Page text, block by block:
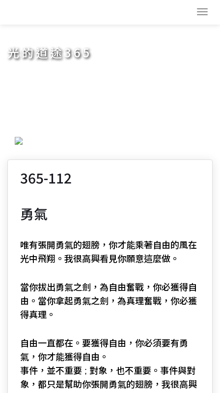
光的道途365
365-112
勇氣
唯有張開勇氣的翅膀，你才能乘著自由的風在
光中飛翔。我很高興看見你願意這麼做。
當你拔出勇氣之劍，為自由奮戰，你必獲得自
由。當你拿起勇氣之劍，為真理奮戰，你必獲
得真理。
自由一直都在。要獲得自由，你必須要有勇
氣，你才能獲得自由。
事件，並不重要 ; 對象，也不重要。事件與對
象，都只是幫助你張開勇氣的翅膀，我很高興